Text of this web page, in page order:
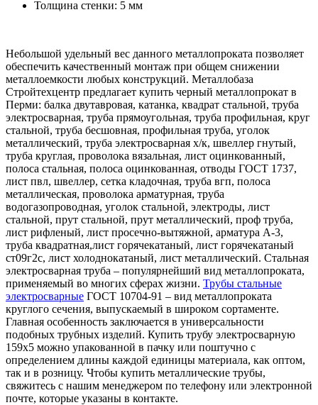
Толщина стенки: 5 мм
Небольшой удельный вес данного металлопроката позволяет
обеспечить качественный монтаж при общем снижении
металлоемкости любых конструкций. Металлобаза
Стройтехцентр предлагает купить черный металлопрокат в
Перми: балка двутавровая, катанка, квадрат стальной, труба
электросварная, труба прямоугольная, труба профильная, круг
стальной, труба бесшовная, профильная труба, уголок
металлический, труба электросварная х/к, швеллер гнутый,
труба круглая, проволока вязальная, лист оцинкованный,
полоса стальная, полоса оцинкованная, отводы ГОСТ 1737,
лист пвл, швеллер, сетка кладочная, труба вгп, полоса
металлическая, проволока арматурная, труба
водогазопроводная, уголок стальной, электроды, лист
стальной, прут стальной, прут металлический, проф труба,
лист рифленый, лист просечно-вытяжной, арматура А-3,
труба квадратная,лист горячекатаный, лист горячекатаный
ст09г2с, лист холоднокатаный, лист металлический. Стальная
электросварная труба – популярнейший вид металлопроката,
применяемый во многих сферах жизни. Трубы стальные
электросварные ГОСТ 10704-91 – вид металлопроката
круглого сечения, выпускаемый в широком сортаменте.
Главная особенность заключается в универсальности
подобных трубных изделий. Купить трубу электросварную
159х5 можно упакованной в пачку или поштучно с
определением длины каждой единицы материала, как оптом,
так и в розницу. Чтобы купить металлические трубы,
свяжитесь с нашим менеджером по телефону или электронной
почте, которые указаны в контакте.